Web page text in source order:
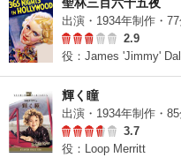
出演・1934年制作・77
2.9
役：James 'Jimmy'
輝く瞳
出演・1934年制作・85
3.7
役：Loop Merritt